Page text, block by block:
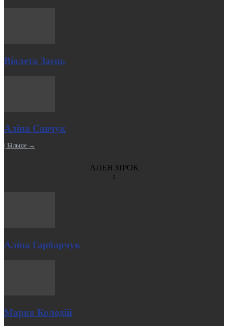
Віолета Заєць
Аліна Савчук
| Більше →
АЛЕЯ ЗІРОК
Аліна Гарбарчук
Марко Колодій